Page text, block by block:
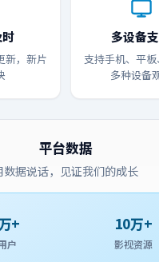
新，新片
多设备
支持手机、平
多种设备
平台数据
数据说话，见证我们的成长
+
户
10万+
影视资源